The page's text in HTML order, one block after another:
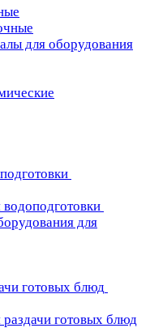
для оборудования
для
готовых блюд
готовых блюд